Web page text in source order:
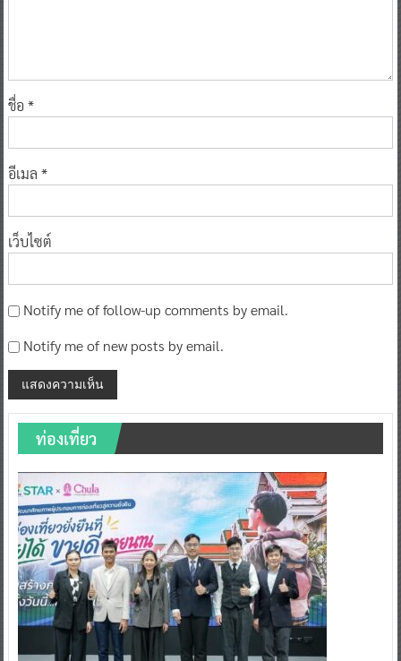
ชื่อ *
อีเมล *
เว็บไซต์
Notify me of follow-up comments by email.
Notify me of new posts by email.
ท่องเที่ยว